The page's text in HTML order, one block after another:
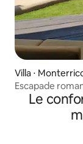
Villa ⋅
Escapade
piscine
Le